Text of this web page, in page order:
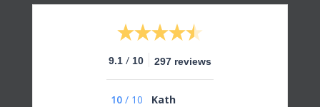
9.1 / 10 297 reviews
10 / 10
Kath